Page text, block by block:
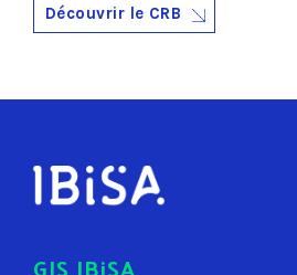
Découvrir le CRB